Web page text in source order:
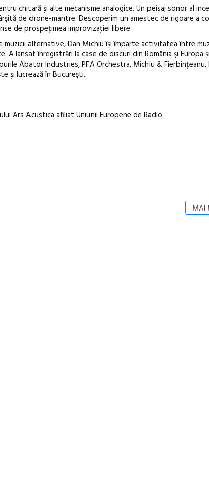
chitară şi alte mecanisme analogice. Un peisaj sonor al
de drone-mantre. Descoperim un amestec de rigoare a
de prospeţimea improvizaţiei libere.
alternative, Dan Michiu îşi împarte activitatea între
A lansat înregistrări la case de discuri din România şi Europa
Abator Industries, PFA Orchestra, Michiu & Fierbințeanu,
şi lucrează în Bucureşti.
Ars Acustica afiliat Uniunii Europene de Radio.
MAI